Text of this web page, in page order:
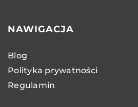
NAWIGACJA
Blog
Polityka prywatności
Regulamin